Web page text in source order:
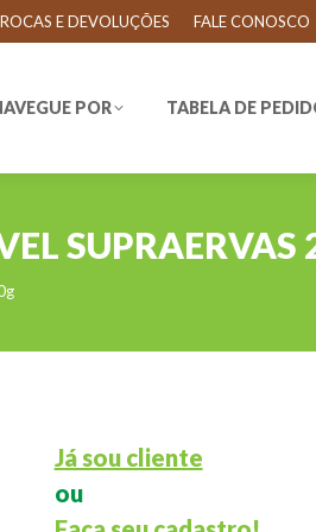
E DEVOLUÇÕES FALE CONOSCO
POR TABELA DE
SUPRAERVAS
Já sou cliente
ou
POR TABELA DE PEDIDOS